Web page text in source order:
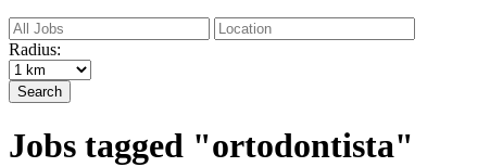
Radius:
Search
Jobs tagged "ortodontista"